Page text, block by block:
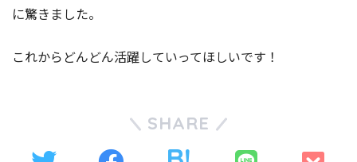
に驚きました。
これからどんどん活躍していってほしいです！
SHARE